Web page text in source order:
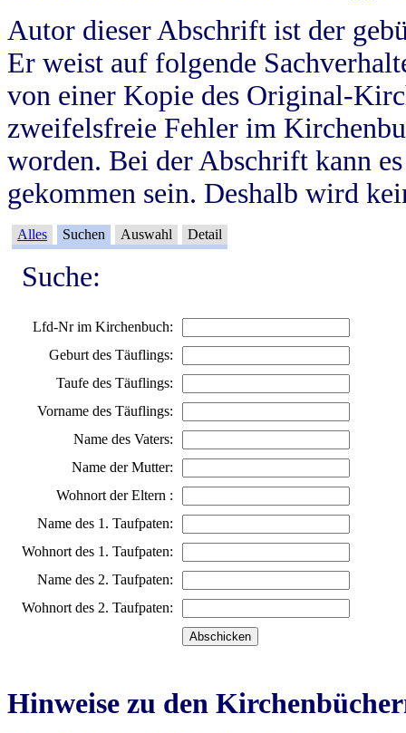
Autor dieser Abschrift ist der
Er weist auf folgende
von einer Kopie des Original-
zweifelsfreie Fehler im
worden. Bei der Abschrift kann
gekommen sein. Deshalb wird
Alles Suchen Auswahl Detail
Suche:
Lfd-Nr im Kirchenbuch:
Geburt des Täuflings:
Taufe des Täuflings:
Vorname des Täuflings:
Name des Vaters:
Name der Mutter:
Wohnort der Eltern :
Name des 1. Taufpaten:
Wohnort des 1. Taufpaten:
Name des 2. Taufpaten:
Wohnort des 2. Taufpaten:
Hinweise zu den